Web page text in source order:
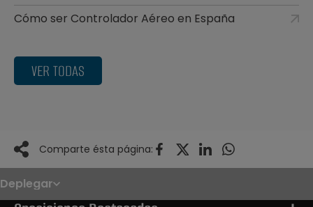
Cómo ser Controlador Aéreo en España
VER TODAS
Comparte ésta página:
Deplegar
Noticias